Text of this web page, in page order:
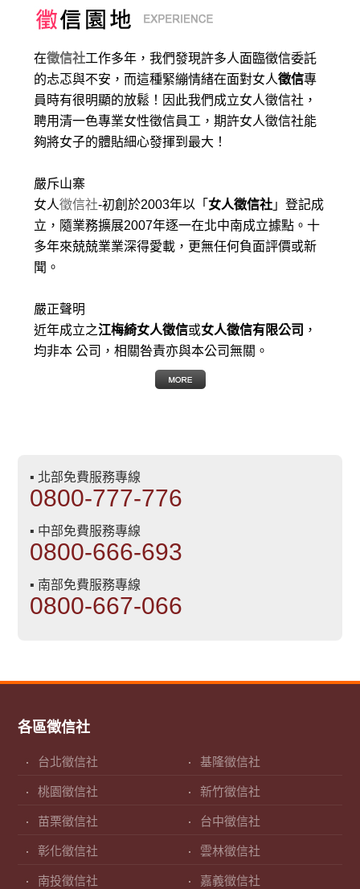
在徵信社工作多年，我們發現許多人面臨徵信委託
的忐忑與不安，而這種緊繃情緒在面對女人徵信專
員時有很明顯的放鬆！因此我們成立女人徵信社，
聘用清一色專業女性徵信員工，期許女人徵信社能
夠將女子的體貼細心發揮到最大 ！
嚴斥山寨
女人徵信社-初創於2003年以「 女人徵信社 」登記成
立，隨業務擴展2007年逐一在北中南成立據點。十
多年來兢兢業業深得愛載，更無任何負面評價或新
聞。
嚴正聲明
近年成立之江梅綺女人徵信或女人徵信有限公司 ，
均非本 公司，相關咎責亦與本公司無關。
▪ 北部免費服務專線
0800-777-776
▪ 中部免費服務專線
0800-666-693
▪ 南部免費服務專線
0800-667-066
各區徵信社
台北徵信社 基隆徵信社
桃園徵信社 新竹徵信社
苗栗徵信社 台中徵信社
彰化徵信社 雲林徵信社
南投徵信社 嘉義徵信社